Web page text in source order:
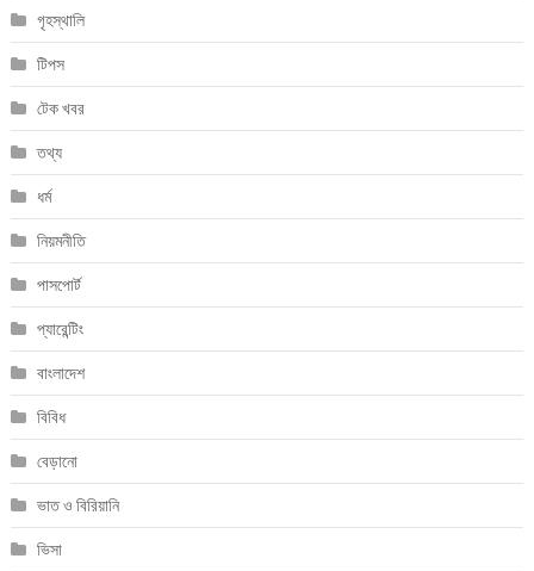
গৃহস্থালি
টিপস
টেক খবর
তথ্য
ধর্ম
নিয়মনীতি
পাসপোর্ট
প্যারেন্টিং
বাংলাদেশ
বিবিধ
বেড়ানো
ভাত ও বিরিয়ানি
ভিসা